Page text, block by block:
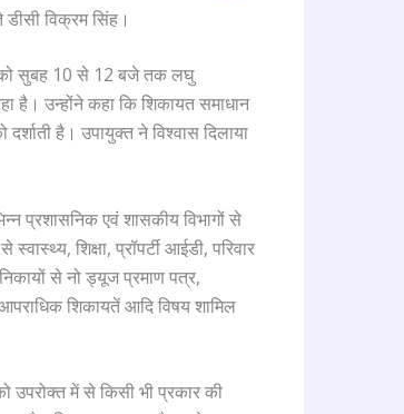
डीसी विक्रम सिंह।
को सुबह 10 से 12 बजे तक लघु
है। उन्होंने कहा कि शिकायत समाधान
है। उपायुक्त ने विश्वास दिलाया
प्रशासनिक एवं शासकीय विभागों से
शिक्षा, प्रॉपर्टी आईडी, परिवार
से नो ड्यूज प्रमाण पत्र,
आपराधिक शिकायतें आदि विषय शामिल
उपरोक्त में से किसी भी प्रकार की